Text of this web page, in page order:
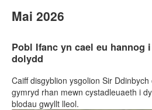
Mai 2026
Pobl Ifanc yn cael eu hannog
dolydd
Caiff disgyblion ysgolion Sir
gymryd rhan mewn cystadleuaeth i
blodau gwyllt lleol.